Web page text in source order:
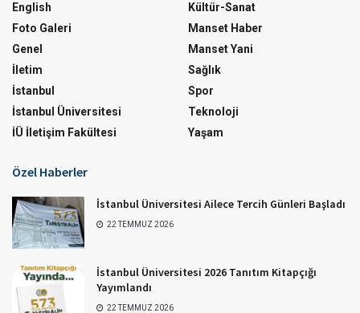
English
Foto Galeri
Genel
İletim
İstanbul
İstanbul Üniversitesi
İÜ İletişim Fakültesi
Kültür-Sanat
Manset Haber
Manset Yani
Sağlık
Spor
Teknoloji
Yaşam
Özel Haberler
İstanbul Üniversitesi Ailece Tercih Günleri Başladı
22 TEMMUZ 2026
İstanbul Üniversitesi 2026 Tanıtım Kitapçığı
Yayımlandı
22 TEMMUZ 2026